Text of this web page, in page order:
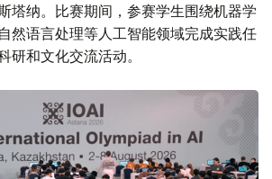
塔纳。比赛期间，参赛学生围绕机器学
然语言处理等人工智能领域完成实践任
研和文化交流活动。